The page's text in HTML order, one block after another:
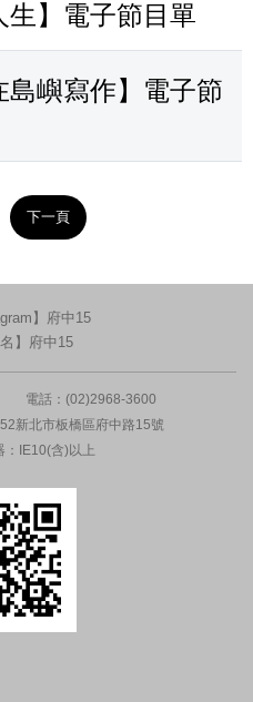
生】電子節目單
島嶼寫作】電子節
下一頁
】府中15
名】府中15
電話：(02)2968-3600
新北市板橋區府中路15號
：IE10(含)以上